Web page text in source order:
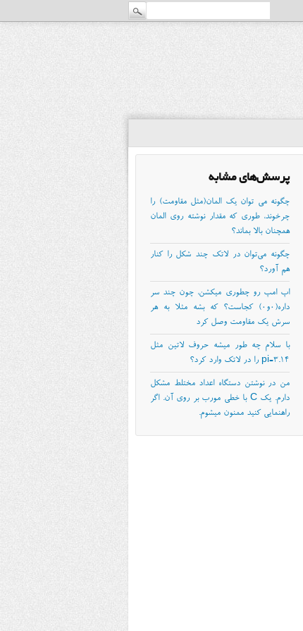
پرسش‌های مشابه
چگونه می توان یک المان(مثل مقاومت) را
چرخوند، طوری که مقدار نوشته روی المان
همچنان بالا بماند؟
چگونه می‌توان در لاتک چند شکل را کنار
هم آورد؟
اپ امپ رو چطوری میکشن، چون چند سر
داره(0و0) کجاست؟ که بشه مثلا به هر
سرش یک مقاومت وصل کرد
با سلام چه طور میشه حروف لاتین مثل
pi=3.14 را در لاتک وارد کرد؟
من در نوشتن دستگاه اعداد مختلط مشکل
دارم. یک C با خطی مورب بر روی آن. اگر
راهنمایی کنید ممنون میشوم.